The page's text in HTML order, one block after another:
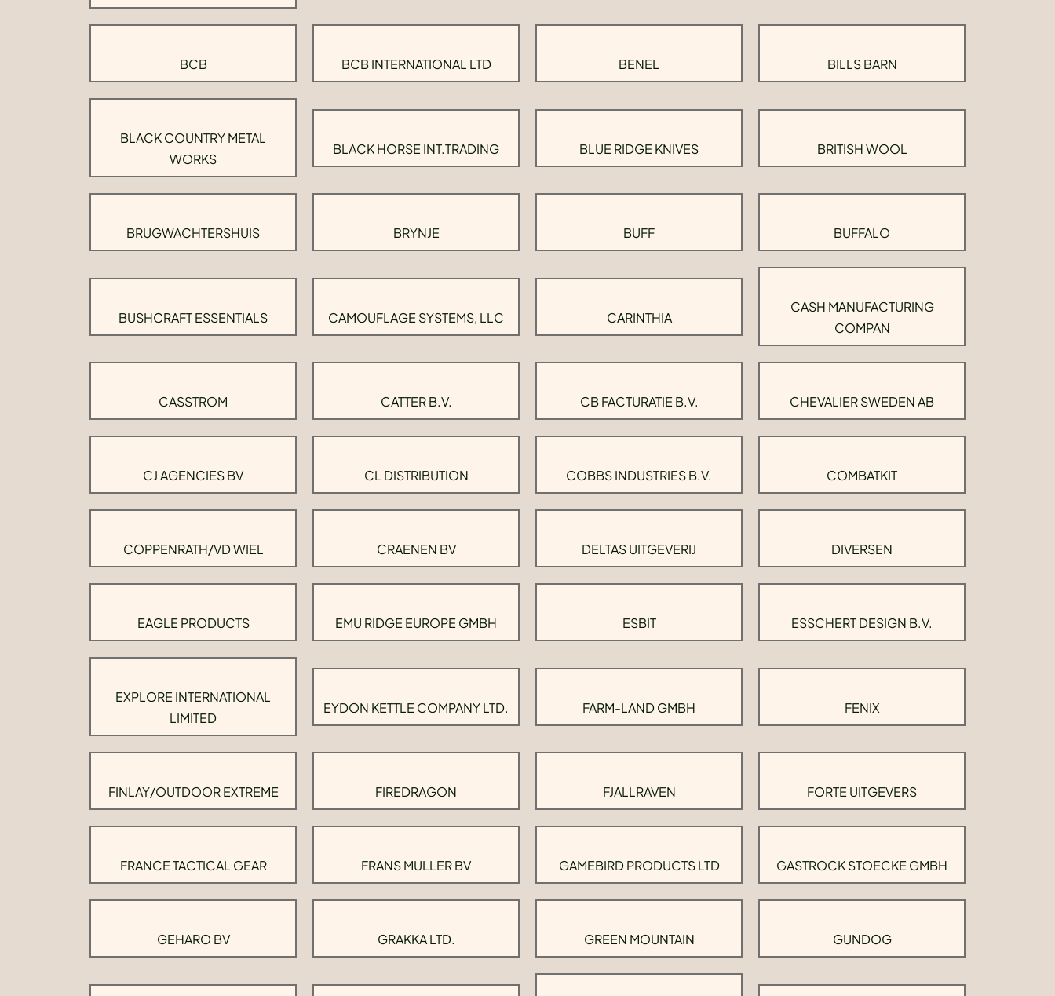
BCB BCB INTERNATIONAL LTD BENEL BILLS BARN
BLACK COUNTRY METAL
WORKS
BLACK HORSE INT.TRADING BLUE RIDGE KNIVES BRITISH WOOL
BRUGWACHTERSHUIS BRYNJE BUFF BUFFALO
BUSHCRAFT ESSENTIALS CAMOUFLAGE SYSTEMS, LLC CARINTHIA
CASH MANUFACTURING
COMPAN
CASSTROM CATTER B.V. CB FACTURATIE B.V. CHEVALIER SWEDEN AB
CJ AGENCIES BV CL DISTRIBUTION COBBS INDUSTRIES B.V. COMBATKIT
COPPENRATH/VD WIEL CRAENEN BV DELTAS UITGEVERIJ DIVERSEN
EAGLE PRODUCTS EMU RIDGE EUROPE GMBH ESBIT ESSCHERT DESIGN B.V.
EXPLORE INTERNATIONAL
LIMITED
EYDON KETTLE COMPANY LTD. FARM-LAND GMBH FENIX
FINLAY/OUTDOOR EXTREME FIREDRAGON FJALLRAVEN FORTE UITGEVERS
FRANCE TACTICAL GEAR FRANS MULLER BV GAMEBIRD PRODUCTS LTD GASTROCK STOECKE GMBH
GEHARO BV GRAKKA LTD. GREEN MOUNTAIN GUNDOG